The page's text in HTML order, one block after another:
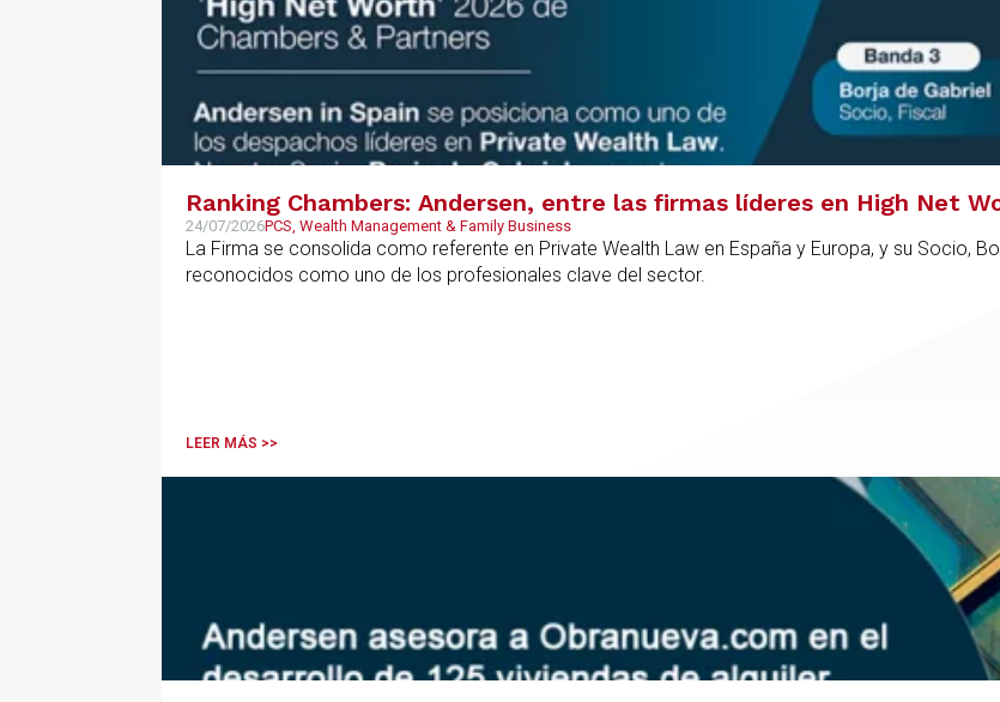
Ranking Chambers: Andersen, entre las firmas líderes en High Net
24/07/2026PCS, Wealth Management & Family Business
La Firma se consolida como referente en Private Wealth Law en España y Europa, y su Socio,
reconocidos como uno de los profesionales clave del sector.
LEER MÁS >>